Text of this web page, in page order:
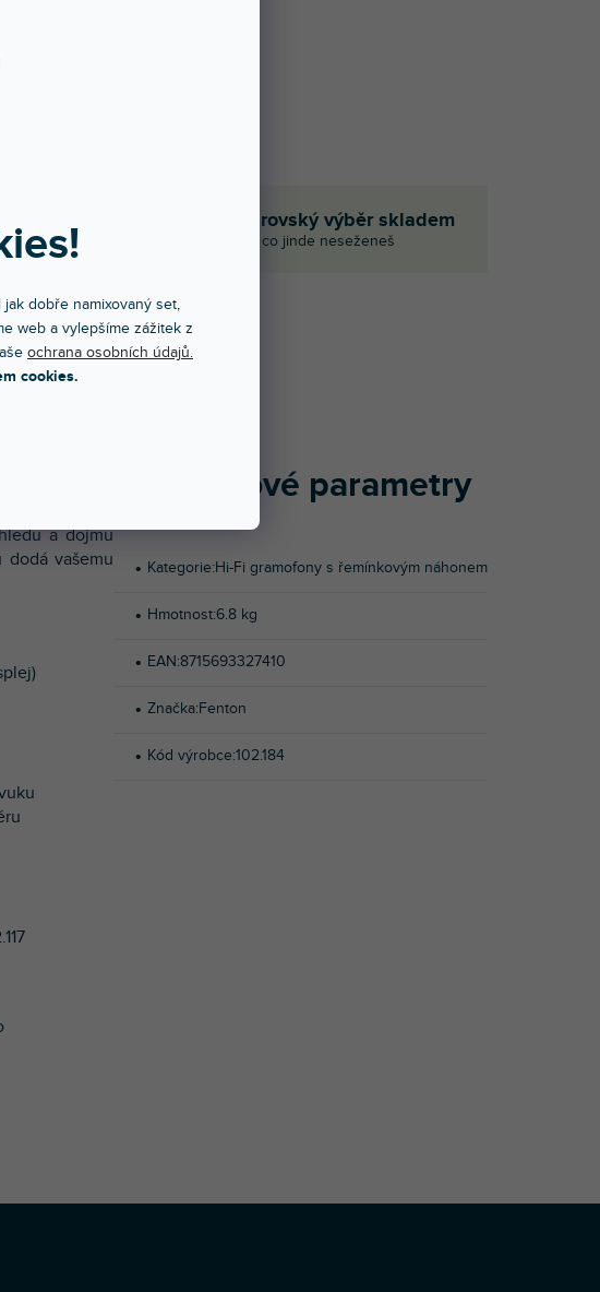
dobře namixovaný set,
web a vylepšíme zážitek z
ochrana osobních údajů.
cookies.
za komunikaci
Obrovský výběr skladem
I to, co jinde neseženeš
(1) HODNOCENÍ
vše od
na
gramofon je
bezdrátové
a dojmu
vašemu
Doplňkové parametry
Kategorie:Hi-Fi gramofony s řemínkovým náhonem
Hmotnost:6.8 kg
EAN:8715693327410
Značka:Fenton
Kód výrobce:102.184